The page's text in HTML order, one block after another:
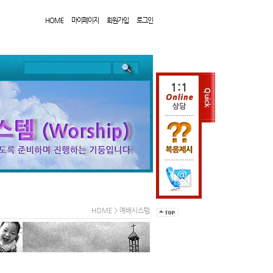
HOME 마이페이지 회원가입 로그인
HOME > 예배시스템